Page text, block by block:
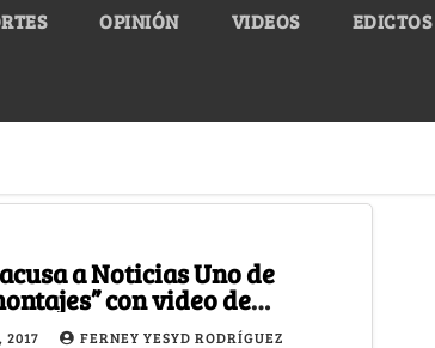
OPINIÓN VIDEOS EDICTOS
a Noticias Uno de
con video de
2017
FERNEY YESYD RODRÍGUEZ